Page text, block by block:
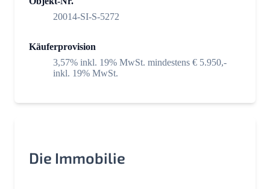
20014-SI-S-5272
Käuferprovision
3,57% inkl. 19% MwSt. mindestens € 5.950,-
inkl. 19% MwSt.
Die Immobilie